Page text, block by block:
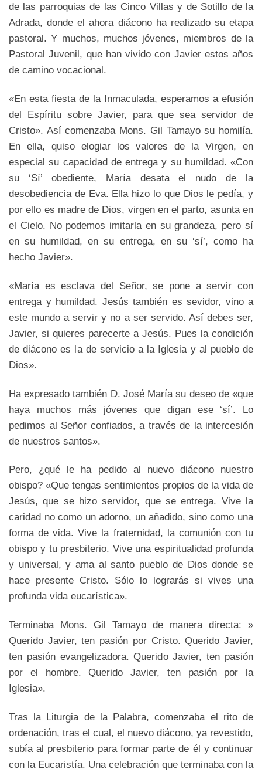
de las parroquias de las Cinco Villas y de Sotillo de la
Adrada, donde el ahora diácono ha realizado su etapa
pastoral. Y muchos, muchos jóvenes, miembros de la
Pastoral Juvenil, que han vivido con Javier estos años
de camino vocacional.
«En esta fiesta de la Inmaculada, esperamos a efusión
del Espíritu sobre Javier, para que sea servidor de
Cristo». Así comenzaba Mons. Gil Tamayo su homilía.
En ella, quiso elogiar los valores de la Virgen, en
especial su capacidad de entrega y su humildad. «Con
su ‘Sí’ obediente, María desata el nudo de la
desobediencia de Eva. Ella hizo lo que Dios le pedía, y
por ello es madre de Dios, virgen en el parto, asunta en
el Cielo. No podemos imitarla en su grandeza, pero sí
en su humildad, en su entrega, en su ‘sí’, como ha
hecho Javier».
«María es esclava del Señor, se pone a servir con
entrega y humildad. Jesús también es sevidor, vino a
este mundo a servir y no a ser servido. Así debes ser,
Javier, si quieres parecerte a Jesús. Pues la condición
de diácono es la de servicio a la Iglesia y al pueblo de
Dios».
Ha expresado también D. José María su deseo de «que
haya muchos más jóvenes que digan ese ‘sí’. Lo
pedimos al Señor confiados, a través de la intercesión
de nuestros santos».
Pero, ¿qué le ha pedido al nuevo diácono nuestro
obispo? «Que tengas sentimientos propios de la vida de
Jesús, que se hizo servidor, que se entrega. Vive la
caridad no como un adorno, un añadido, sino como una
forma de vida. Vive la fraternidad, la comunión con tu
obispo y tu presbiterio. Vive una espiritualidad profunda
y universal, y ama al santo pueblo de Dios donde se
hace presente Cristo. Sólo lo lograrás si vives una
profunda vida eucarística».
Terminaba Mons. Gil Tamayo de manera directa: »
Querido Javier, ten pasión por Cristo. Querido Javier,
ten pasión evangelizadora. Querido Javier, ten pasión
por el hombre. Querido Javier, ten pasión por la
Iglesia».
Tras la Liturgia de la Palabra, comenzaba el rito de
ordenación, tras el cual, el nuevo diácono, ya revestido,
subía al presbiterio para formar parte de él y continuar
con la Eucaristía. Una celebración que terminaba con la